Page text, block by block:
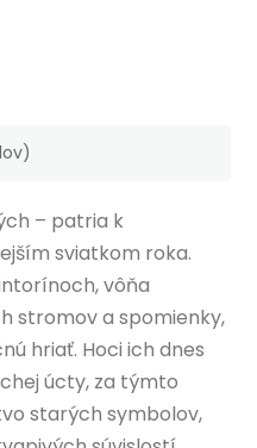
– patria k
sviatkom roka.
vôňa
stromov a spomienky,
hriať. Hoci ich dnes
úcty, za týmto
starých symbolov,